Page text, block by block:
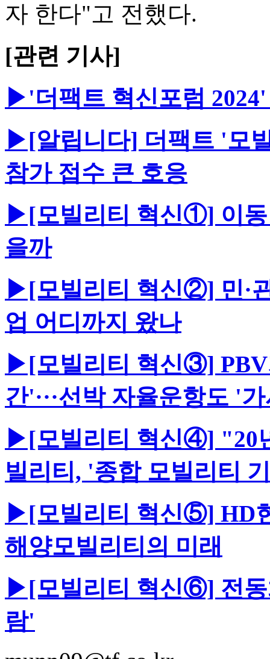
자 한다"고 전했다.
[관련 기사]
▶'더팩트 혁신포럼
▶[알립니다] 더팩트 '모
참가 접수 큰 호응
▶[모빌리티 혁신①] 이동
을까
▶[모빌리티 혁신②] 민·
업 어디까지 왔나
▶[모빌리티 혁신③]
간'···선박 자율운항도 '
▶[모빌리티 혁신④] "20
빌리티, '종합 모빌리티
▶[모빌리티 혁신⑤] HD
해양모빌리티의 미래
▶[모빌리티 혁신⑥] 전동
람'